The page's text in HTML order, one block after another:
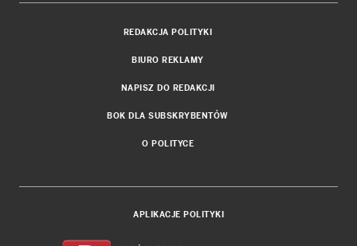
REDAKCJA POLITYKI
BIURO REKLAMY
NAPISZ DO REDAKCJI
BOK DLA SUBSKRYBENTÓW
O POLITYCE
APLIKACJE POLITYKI